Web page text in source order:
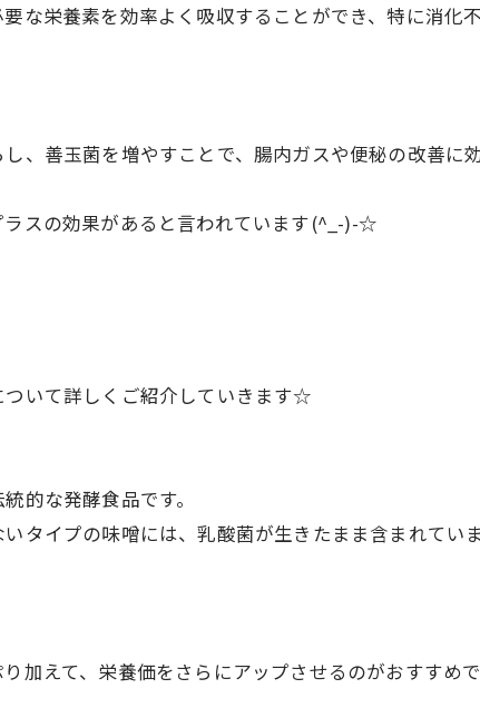
な栄養素を効率よく吸収することができ、特に消化
、善玉菌を増やすことで、腸内ガスや便秘の改善に効
スの効果があると言われています(^_-)-☆
いて詳しくご紹介していきます☆
的な発酵食品です。
タイプの味噌には、乳酸菌が生きたまま含まれてい
加えて、栄養価をさらにアップさせるのがおすすめで